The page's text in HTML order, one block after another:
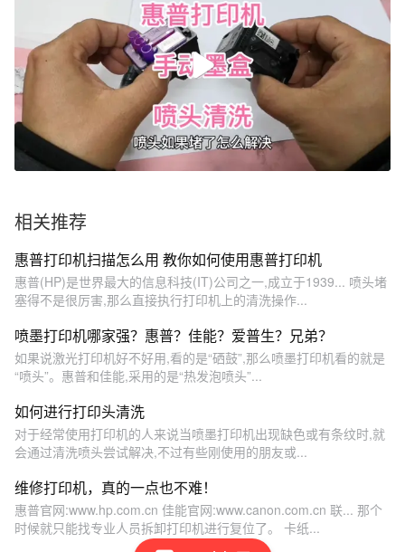
相关推荐
惠普打印机扫描怎么用 教你如何使用惠普打印机
惠普(HP)是世界最大的信息科技(IT)公司之一,成立于1939... 喷头堵
塞得不是很厉害,那么直接执行打印机上的清洗操作...
喷墨打印机哪家强？惠普？佳能？爱普生？兄弟？
如果说激光打印机好不好用,看的是“硒鼓”,那么喷墨打印机看的就是
“喷头”。惠普和佳能,采用的是“热发泡喷头”...
如何进行打印头清洗
对于经常使用打印机的人来说当喷墨打印机出现缺色或有条纹时,就
会通过清洗喷头尝试解决,不过有些刚使用的朋友或...
维修打印机，真的一点也不难！
惠普官网:www.hp.com.cn 佳能官网:www.canon.com.cn 联... 那个
时候就只能找专业人员拆卸打印机进行复位了。 卡纸...